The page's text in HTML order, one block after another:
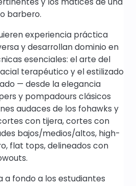
barbero.
experiencia práctica
y desarrollan dominio en
esenciales: el arte del
terapéutico y el estilizado
— desde la elegancia
y pompadours clásicos
audaces de los fohawks y
con tijera, cortes con
bajos/medios/altos, high-
flat tops, delineados con
a fondo a los estudiantes